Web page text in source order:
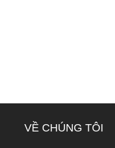
VỀ CHÚNG TÔI